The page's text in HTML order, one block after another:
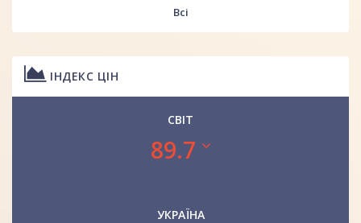
Всі
ІНДЕКС ЦІН
СВІТ
89.7
УКРАЇНА